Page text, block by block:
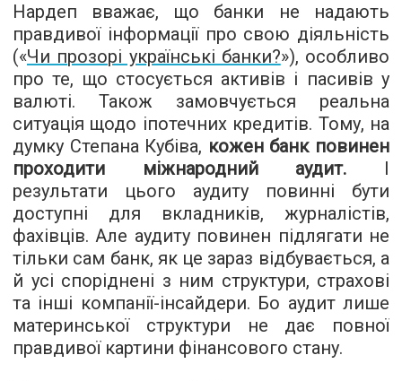
Нардеп вважає, що банки не надають
правдивої інформації про свою діяльність
(«Чи прозорі українські банки?»), особливо
про те, що стосується активів і пасивів у
валюті. Також замовчується реальна
ситуація щодо іпотечних кредитів. Тому, на
думку Степана Кубіва, кожен банк повинен
проходити міжнародний аудит.
результати цього аудиту повинні бути
доступні для вкладників, журналістів,
фахівців. Але аудиту повинен підлягати не
тільки сам банк, як це зараз відбувається, а
й усі споріднені з ним структури, страхові
та інші компанії-інсайдери. Бо аудит лише
материнської структури не дає повної
правдивої картини фінансового стану.